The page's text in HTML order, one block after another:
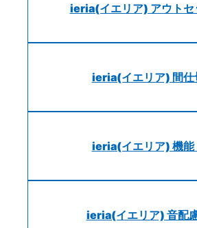
ieria(イエリア) アウトセ
ieria(イエリア) 間仕
ieria(イエリア) 機能
ieria(イエリア) 音配